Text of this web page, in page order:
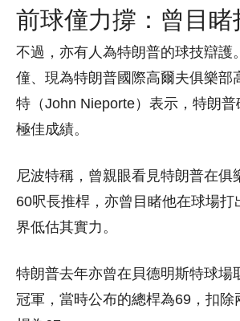
前球僮力撐：曾目
不過，亦有人為特朗普的球技辯護
僮、現為特朗普國際高爾夫俱樂部
特（John Nieporte）表示，特朗普
極佳成績。
尼波特稱，曾親眼看見特朗普在俱
60呎長推桿，亦曾目睹他在球場打
界低估其實力。
特朗普去年亦曾在貝德明斯特球場
冠軍，當時公布的總桿為69，扣除